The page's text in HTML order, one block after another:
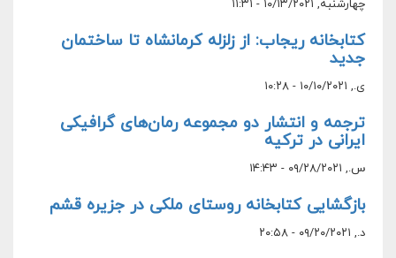
چهارشنبه, ۱۰/۱۳/۲۰۲۱ - ۱۱:۳۱
کتابخانه ریجاب: از زلزله کرمانشاه تا ساختمان
جدید
ی., ۱۰/۱۰/۲۰۲۱ - ۱۰:۲۸
ترجمه و انتشار دو مجموعه رمان‌های گرافیکی
ایرانی در ترکیه
س., ۰۹/۲۸/۲۰۲۱ - ۱۴:۴۳
بازگشایی کتابخانه روستای ملکی در جزیره قشم
د., ۰۹/۲۰/۲۰۲۱ - ۲۰:۵۸